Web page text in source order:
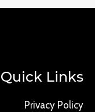
Quick Links
Privacy Policy